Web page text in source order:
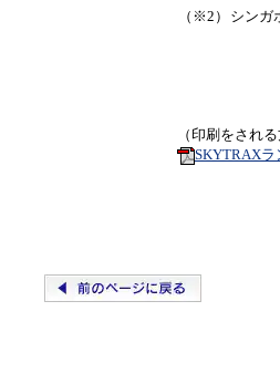
（※2） シンガ
（印刷をされ
SKYTRAXラ